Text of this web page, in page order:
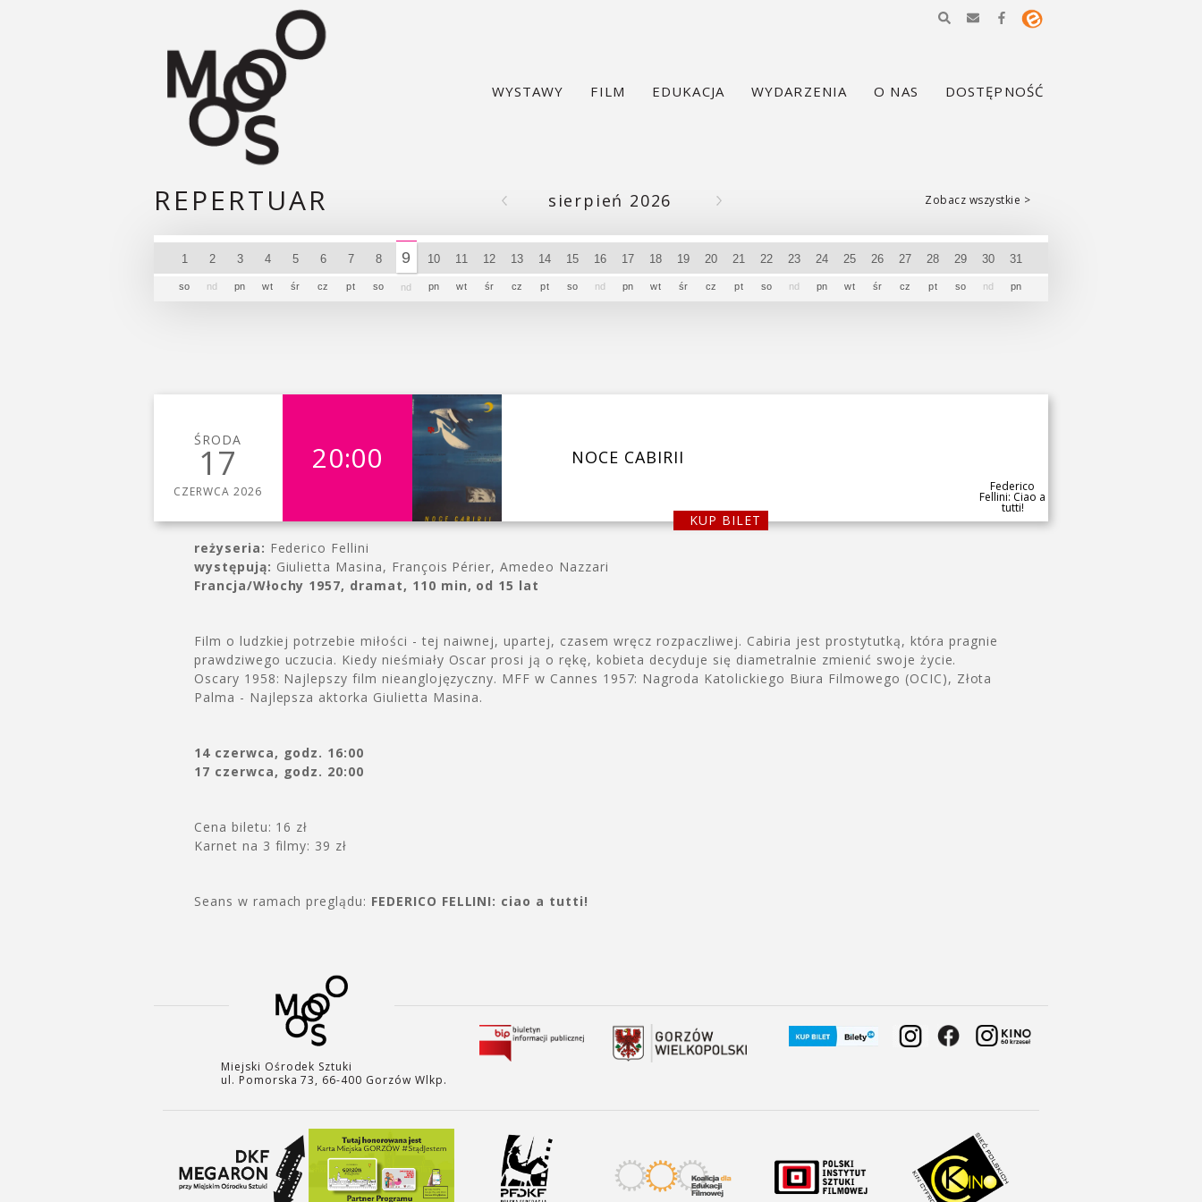
WYSTAWY FILM EDUKACJA WYDARZENIA O NAS DOSTĘPNOŚĆ
REPERTUAR sierpień 2026
1
so
2
nd
3
pn
4
wt
5
śr
6
cz
7
pt
8
so
9
nd
10
pn
11
wt
12
śr
13
cz
14
pt
15
so
16
nd
17
pn
18
wt
19
śr
20
cz
21
pt
22
so
23
nd
24
pn
25
wt
26
śr
27
cz
28
pt
29
so
30
nd
31
pn
Zobacz wszystkie >
ŚRODA
17
CZERWCA 2026
20:00 NOCE CABIRII
KUP BILET
Federico
Fellini: Ciao a
tutti!
reżyseria: Federico Fellini
występują: Giulietta Masina, François Périer, Amedeo Nazzari
Francja/Włochy 1957, dramat, 110 min, od 15 lat
Film o ludzkiej potrzebie miłości - tej naiwnej, upartej, czasem wręcz rozpaczliwej. Cabiria jest prostytutką, która pragnie
prawdziwego uczucia. Kiedy nieśmiały Oscar prosi ją o rękę, kobieta decyduje się diametralnie zmienić swoje życie.
Oscary 1958: Najlepszy film nieanglojęzyczny. MFF w Cannes 1957: Nagroda Katolickiego Biura Filmowego (OCIC), Złota
Palma - Najlepsza aktorka Giulietta Masina.
14 czerwca, godz. 16:00
17 czerwca, godz. 20:00
Cena biletu: 16 zł
Karnet na 3 filmy: 39 zł
Seans w ramach preglądu: FEDERICO FELLINI: ciao a tutti!
Miejski Ośrodek Sztuki
ul. Pomorska 73, 66-400 Gorzów Wlkp.